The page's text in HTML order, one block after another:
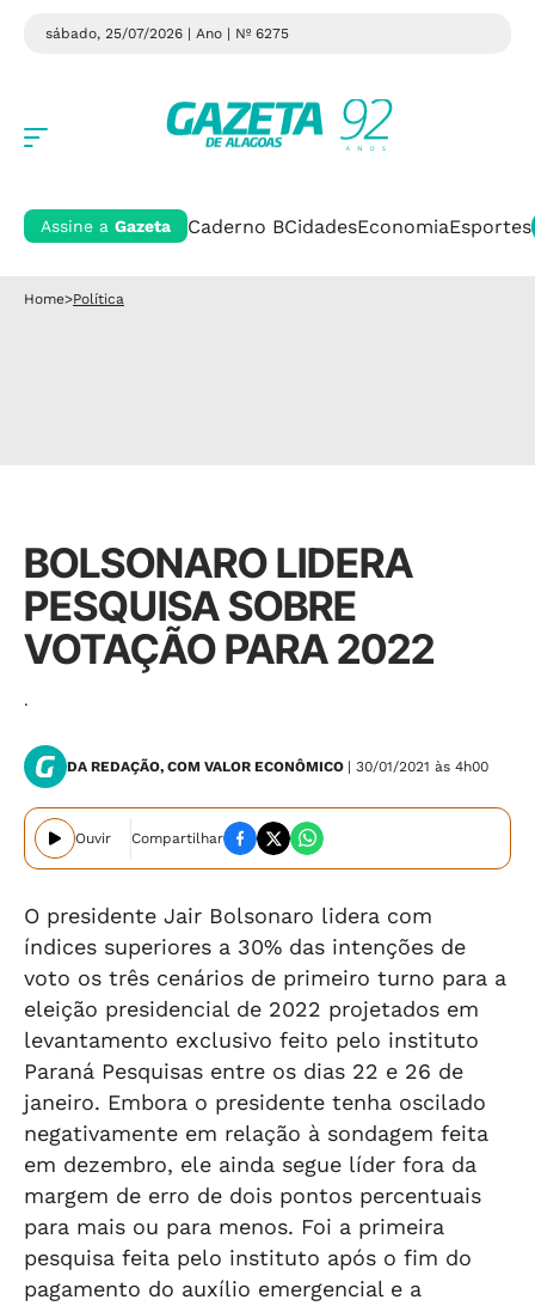
sábado, 25/07/2026 | Ano | Nº 6275
Assine a Gazeta Caderno BCidadesEconomiaEsportes
Home>Política
BOLSONARO LIDERA
PESQUISA SOBRE
VOTAÇÃO PARA 2022
.
DA REDAÇÃO, COM VALOR ECONÔMICO | 30/01/2021 às 4h00
Ouvir Compartilhar
O presidente Jair Bolsonaro lidera com
índices superiores a 30% das intenções de
voto os três cenários de primeiro turno para a
eleição presidencial de 2022 projetados em
levantamento exclusivo feito pelo instituto
Paraná Pesquisas entre os dias 22 e 26 de
janeiro. Embora o presidente tenha oscilado
negativamente em relação à sondagem feita
em dezembro, ele ainda segue líder fora da
margem de erro de dois pontos percentuais
para mais ou para menos. Foi a primeira
pesquisa feita pelo instituto após o fim do
pagamento do auxílio emergencial e a